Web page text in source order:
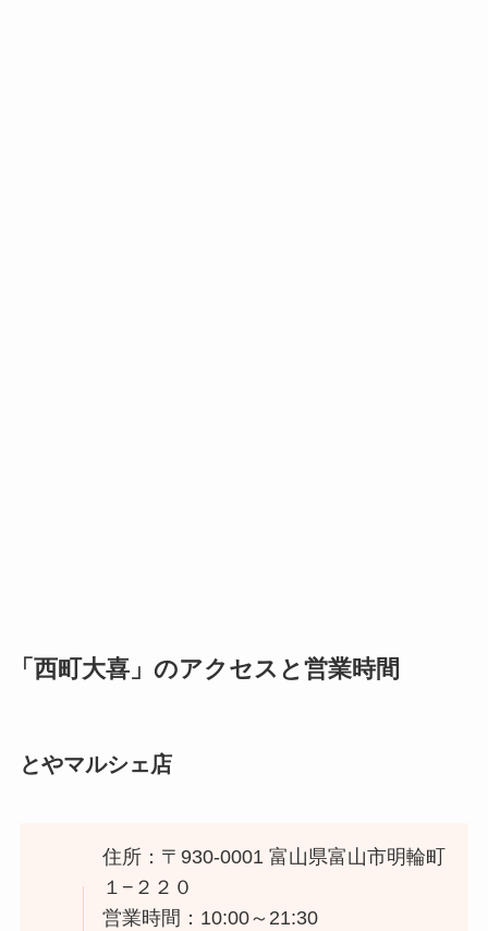
「西町大喜」のアクセスと営業時間
とやマルシェ店
住所：〒930-0001 富山県富山市明輪町
１−２２０
営業時間：10:00～21:30